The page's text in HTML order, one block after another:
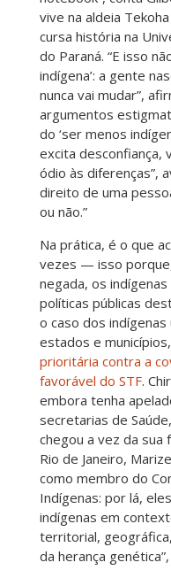
vive na aldeia
cursa história na
do Paraná. “E isso
indígena’: a gente
nunca vai mudar”,
argumentos
do ‘ser menos
excita desconfiança,
ódio às diferenças”,
direito de uma
ou não.”
Na prática, é o que
vezes — isso
negada, os
políticas públicas
o caso dos
estados e municípios,
prioritária contra a
favorável do STF.
embora tenha
secretarias de
chegou a vez da sua
Rio de Janeiro,
como membro do
Indígenas: por lá,
indígenas em
territorial,
da herança